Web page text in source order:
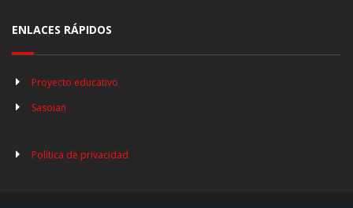
ENLACES RÁPIDOS
Proyecto educativo
Sasoian
Política de privacidad